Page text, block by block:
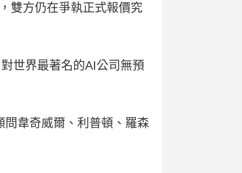
雙方仍在爭執正式報價究
世界最著名的AI公司無預
問韋奇威爾、利普頓、羅森